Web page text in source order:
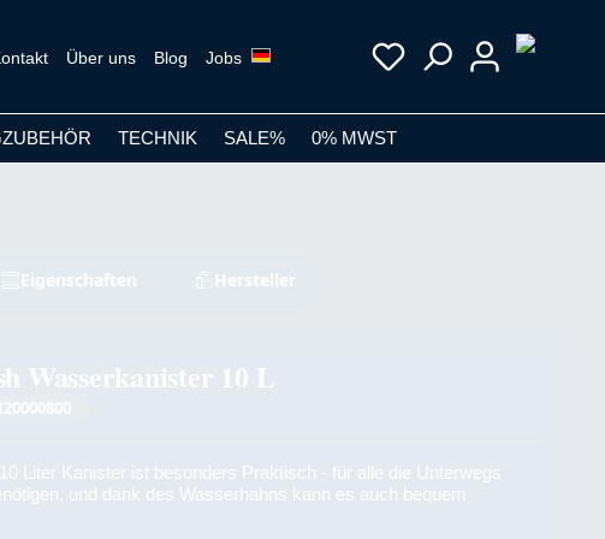
Über uns Blog Jobs
TECHNIK SALE% 0% MWST
Eigenschaften Hersteller
Wasserkanister 10 L
Liter Kanister ist besonders Praktisch - für alle die Unterwegs
und dank des Wasserhahns kann es auch bequem